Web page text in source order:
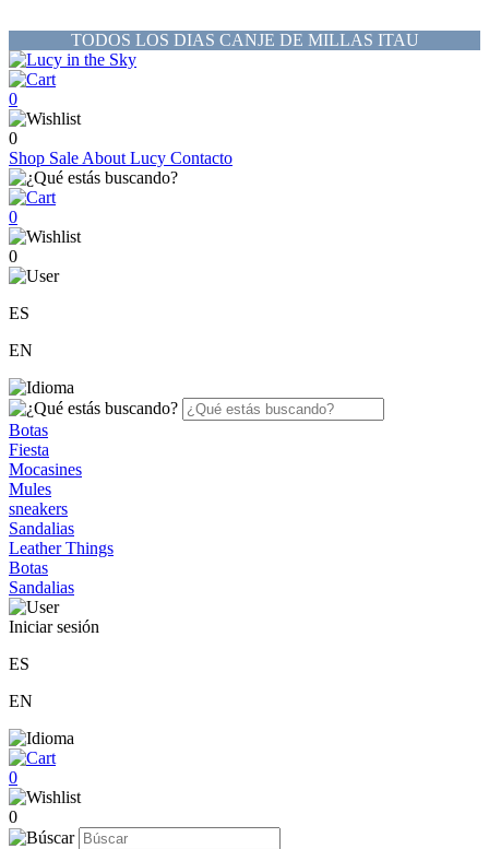
TODOS LOS DIAS CANJE DE MILLAS ITAU
0
0
Shop Sale About Lucy Contacto
0
0
ES
EN
Botas
Fiesta
Mocasines
Mules
sneakers
Sandalias
Leather Things
Botas
Sandalias
Iniciar sesión
ES
EN
0
0